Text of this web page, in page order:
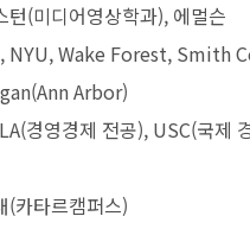
턴(미디어영상학과), 에멀슨
NYU, Wake Forest, Smith
Arbor)
경영경제 전공), USC(국제
(카타르캠퍼스)